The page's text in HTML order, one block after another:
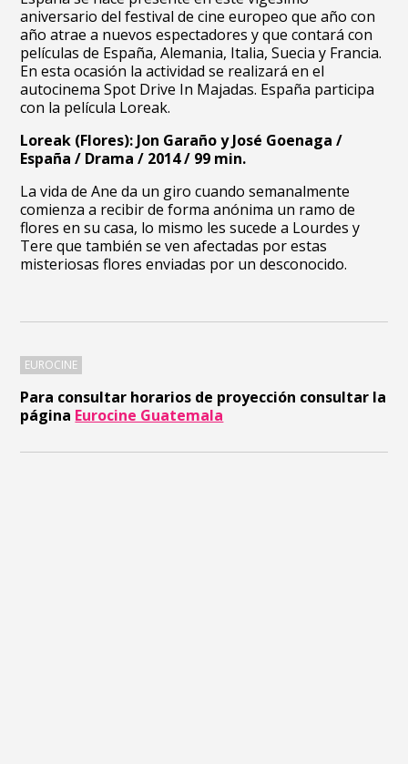
Para consultar horarios de proyección consultar la
página Eurocine Guatemala
aniversario del festival de cine europeo que año con
año atrae a nuevos espectadores y que contará con
películas de España, Alemania, Italia, Suecia y Francia.
En esta ocasión la actividad se realizará en el
autocinema Spot Drive In Majadas. España participa
con la película Loreak.
Loreak (Flores): Jon Garaño y José Goenaga /
España / Drama / 2014 / 99 min.
La vida de Ane da un giro cuando semanalmente
comienza a recibir de forma anónima un ramo de
flores en su casa, lo mismo les sucede a Lourdes y
Tere que también se ven afectadas por estas
misteriosas flores enviadas por un desconocido.
EUROCINE